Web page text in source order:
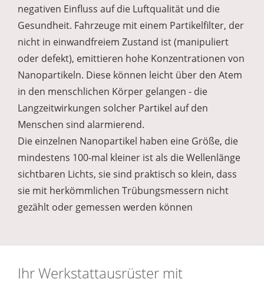
negativen Einfluss auf die Luftqualität und die
Gesundheit. Fahrzeuge mit einem Partikelfilter, der
nicht in einwandfreiem Zustand ist (manipuliert
oder defekt), emittieren hohe Konzentrationen von
Nanopartikeln. Diese können leicht über den Atem
in den menschlichen Körper gelangen - die
Langzeitwirkungen solcher Partikel auf den
Menschen sind alarmierend.
Die einzelnen Nanopartikel haben eine Größe, die
mindestens 100-mal kleiner ist als die Wellenlänge
sichtbaren Lichts, sie sind praktisch so klein, dass
sie mit herkömmlichen Trübungsmessern nicht
gezählt oder gemessen werden können
Ihr Werkstattausrüster mit